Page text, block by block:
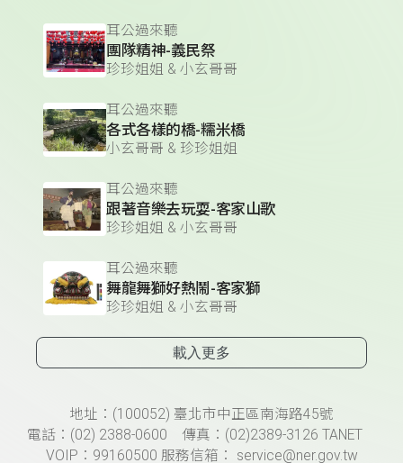
耳公過來聽
團隊精神-義民祭
珍珍姐姐 & 小玄哥哥
耳公過來聽
各式各樣的橋-糯米橋
小玄哥哥 & 珍珍姐姐
耳公過來聽
跟著音樂去玩耍-客家山歌
珍珍姐姐 & 小玄哥哥
耳公過來聽
舞龍舞獅好熱鬧-客家獅
珍珍姐姐 & 小玄哥哥
載入更多
頁尾資訊地址：(100052) 臺北市中正區南海路45號
電話：(02) 2388-0600 傳真：(02)2389-3126 TANET
VOIP：99160500 服務信箱： service@ner.gov.tw